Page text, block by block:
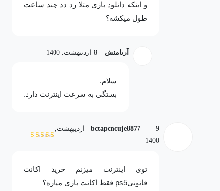
و اینکه دانلود بازی مثلا رد دد چند ساعت
طول میکشه؟
آریامنش – 8 اردیبهشت, 1400
سلام.
بستگی به سرعت اینترنت دارد.
bctapencuje8877 –
9 اردیبهشت,
1400
توی اینترنت میزنم خرید اکانت
قانونیps5 فقط اکانت بازی میاره؟